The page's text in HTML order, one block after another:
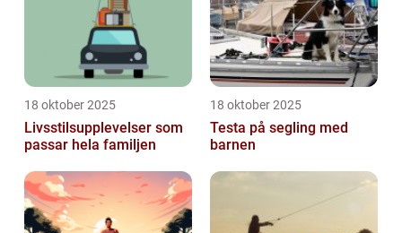
18 oktober 2025
Livsstilsupplevelser som
passar hela familjen
18 oktober 2025
Testa på segling med
barnen